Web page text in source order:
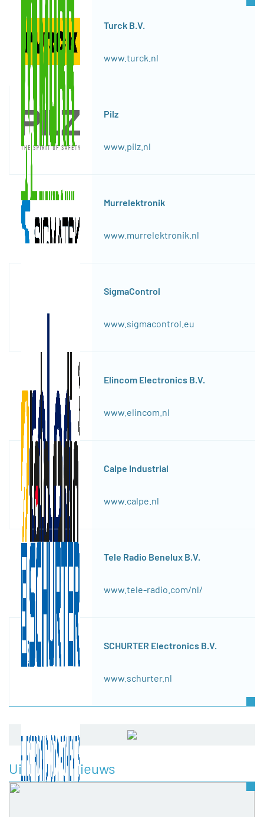
Turck B.V.
www.turck.nl
Pilz
www.pilz.nl
Murrelektronik
www.murrelektronik.nl
SigmaControl
www.sigmacontrol.eu
Elincom Electronics B.V.
www.elincom.nl
Calpe Industrial
www.calpe.nl
Tele Radio Benelux B.V.
www.tele-radio.com/nl/
SCHURTER Electronics B.V.
www.schurter.nl
Uitgelicht nieuws